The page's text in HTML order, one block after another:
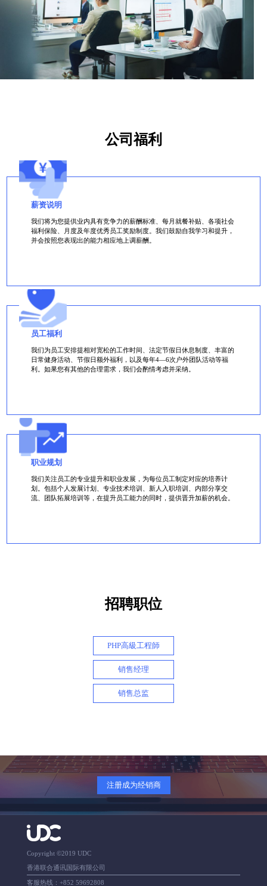
公司福利
薪资说明
我们将为您提供业内具有竞争力的薪酬标准、每月就餐补贴、各项社会
福利保险、月度及年度优秀员工奖励制度。我们鼓励自我学习和提升，
并会按照您表现出的能力相应地上调薪酬。
员工福利
我们为员工安排提相对宽松的工作时间、法定节假日休息制度、丰富的
日常健身活动、节假日额外福利，以及每年4—6次户外团队活动等福
利。如果您有其他的合理需求，我们会酌情考虑并采纳。
职业规划
我们关注员工的专业提升和职业发展，为每位员工制定对应的培养计
划。包括个人发展计划、专业技术培训、新人入职培训、内部分享交
流、团队拓展培训等，在提升员工能力的同时，提供晋升加薪的机会。
招聘职位
PHP高級工程師
销售经理
销售总监
注册成为经销商
Copyright ©2019 UDC
香港联合通讯国际有限公司
客服热线：+852 59692808